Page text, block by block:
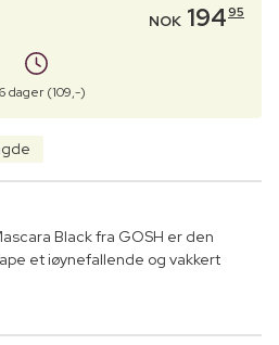
NOK 19495
dager (109,-)
Black fra GOSH er den
et iøynefallende og vakkert